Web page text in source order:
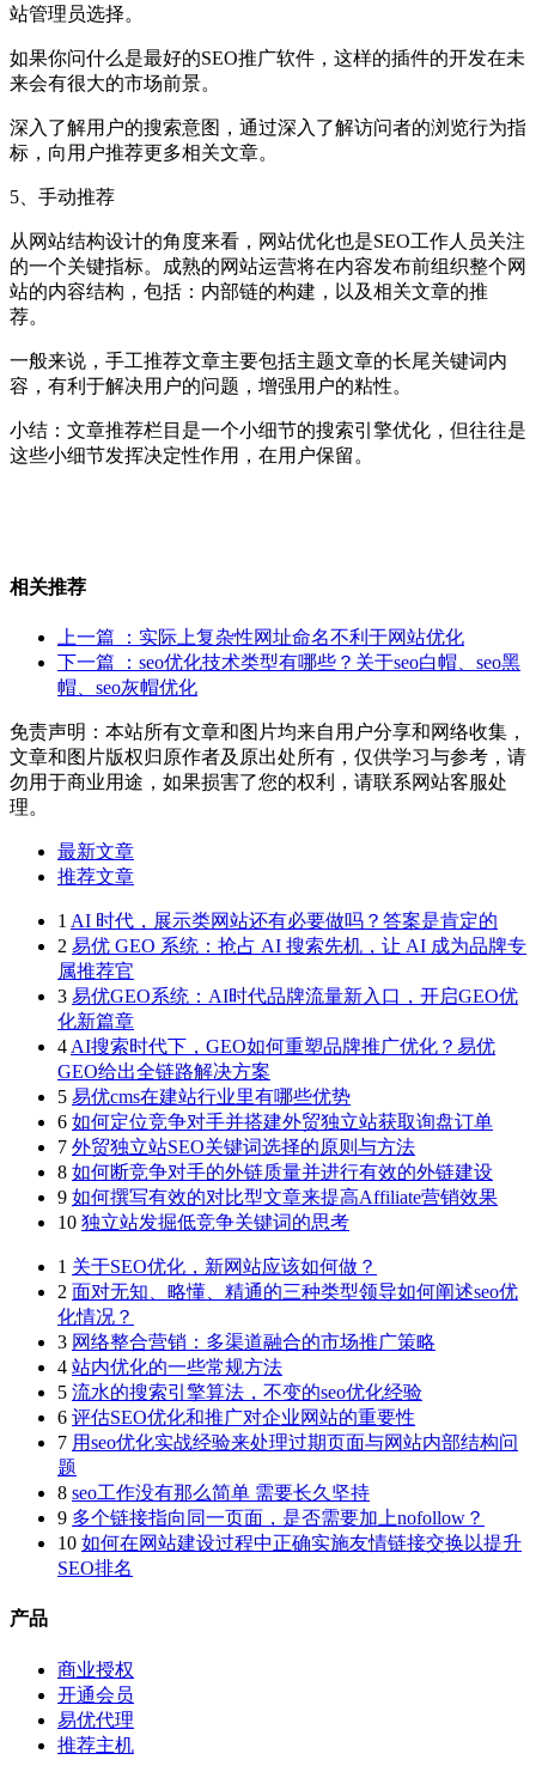
站管理员选择。
如果你问什么是最好的SEO推广软件，这样的插件的开发在未
来会有很大的市场前景。
深入了解用户的搜索意图，通过深入了解访问者的浏览行为指
标，向用户推荐更多相关文章。
5、手动推荐
从网站结构设计的角度来看，网站优化也是SEO工作人员关注
的一个关键指标。成熟的网站运营将在内容发布前组织整个网
站的内容结构，包括：内部链的构建，以及相关文章的推
荐。
一般来说，手工推荐文章主要包括主题文章的长尾关键词内
容，有利于解决用户的问题，增强用户的粘性。
小结：文章推荐栏目是一个小细节的搜索引擎优化，但往往是
这些小细节发挥决定性作用，在用户保留。
相关推荐
上一篇
：实际上复杂性网址命名不利于网站优化
下一篇
：seo优化技术类型有哪些？关于seo白帽、seo黑
帽、seo灰帽优化
免责声明：本站所有文章和图片均来自用户分享和网络收集，
文章和图片版权归原作者及原出处所有，仅供学习与参考，请
勿用于商业用途，如果损害了您的权利，请联系网站客服处
理。
最新文章
推荐文章
1 AI 时代，展示类网站还有必要做吗？答案是肯定的
2 易优 GEO 系统：抢占 AI 搜索先机，让 AI 成为品牌专
属推荐官
3 易优GEO系统：AI时代品牌流量新入口，开启GEO优
化新篇章
4 AI搜索时代下，GEO如何重塑品牌推广优化？易优
GEO给出全链路解决方案
5 易优cms在建站行业里有哪些优势
6 如何定位竞争对手并搭建外贸独立站获取询盘订单
7 外贸独立站SEO关键词选择的原则与方法
8 如何断竞争对手的外链质量并进行有效的外链建设
9 如何撰写有效的对比型文章来提高Affiliate营销效果
10 独立站发掘低竞争关键词的思考
1 关于SEO优化，新网站应该如何做？
2 面对无知、略懂、精通的三种类型领导如何阐述seo优
化情况？
3 网络整合营销：多渠道融合的市场推广策略
4 站内优化的一些常规方法
5 流水的搜索引擎算法，不变的seo优化经验
6 评估SEO优化和推广对企业网站的重要性
7 用seo优化实战经验来处理过期页面与网站内部结构问
题
8 seo工作没有那么简单 需要长久坚持
9 多个链接指向同一页面，是否需要加上nofollow？
10 如何在网站建设过程中正确实施友情链接交换以提升
SEO排名
产品
商业授权
开通会员
易优代理
推荐主机